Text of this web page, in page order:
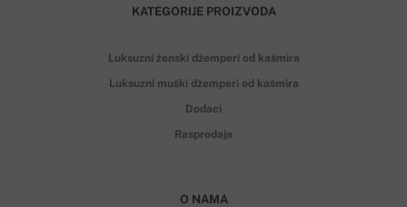
KATEGORIJE PROIZVODA
Luksuzni ženski džemperi od kašmira
Luksuzni muški džemperi od kašmira
Dodaci
Rasprodaja
O NAMA